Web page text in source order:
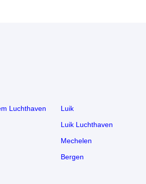
Luchthaven
Luik
Luik Luchthaven
Mechelen
Bergen